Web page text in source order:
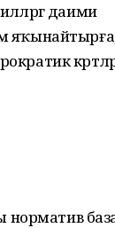
даими
норматив